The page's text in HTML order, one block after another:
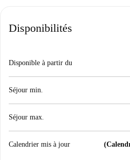
Disponibilités
Disponible à partir du
Séjour min.
Séjour max.
Calendrier mis à jour